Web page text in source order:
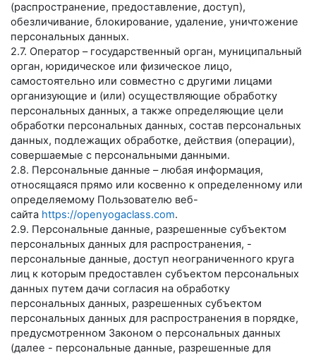
(распространение, предоставление, доступ),
обезличивание, блокирование, удаление, уничтожение
персональных данных.
2.7. Оператор – государственный орган, муниципальный
орган, юридическое или физическое лицо,
самостоятельно или совместно с другими лицами
организующие и (или) осуществляющие обработку
персональных данных, а также определяющие цели
обработки персональных данных, состав персональных
данных, подлежащих обработке, действия (операции),
совершаемые с персональными данными.
2.8. Персональные данные – любая информация,
относящаяся прямо или косвенно к определенному или
определяемому Пользователю веб-
сайта https://openyogaclass.com.
2.9. Персональные данные, разрешенные субъектом
персональных данных для распространения, -
персональные данные, доступ неограниченного круга
лиц к которым предоставлен субъектом персональных
данных путем дачи согласия на обработку
персональных данных, разрешенных субъектом
персональных данных для распространения в порядке,
предусмотренном Законом о персональных данных
(далее - персональные данные, разрешенные для